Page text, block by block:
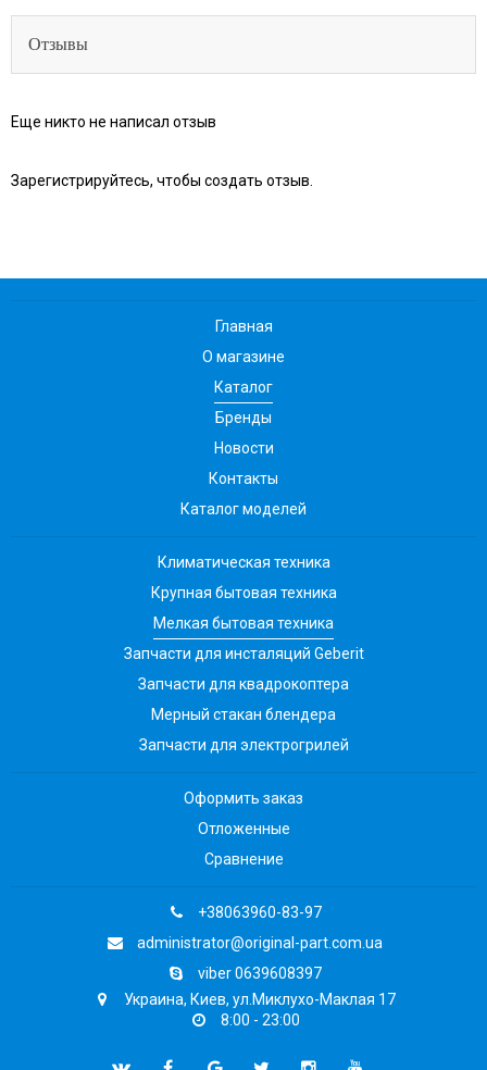
Отзывы
Еще никто не написал отзыв
Зарегистрируйтесь, чтобы создать отзыв.
Главная
О магазине
Каталог
Бренды
Новости
Контакты
Каталог моделей
Климатическая техника
Крупная бытовая техника
Мелкая бытовая техника
Запчасти для инсталяций Geberit
Запчасти для квадрокоптера
Мерный стакан блендера
Запчасти для электрогрилей
Оформить заказ
Отложенные
Сравнение
+38063960-83-97
administrator@original-part.com.ua
viber 0639608397
Украина, Киев, ул.Миклухо-Маклая 17
8:00 - 23:00